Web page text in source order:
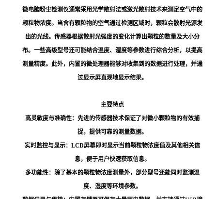
微电脑粉尘检测仪通常采用光学散射法或激光散射技术来测定空气中的
颗粒物浓度。当含有颗粒物的空气通过检测区域时，颗粒会散射光源发
出的光线。传感器根据散射光强度的变化计算出颗粒的数量及大小分
布。一些高级型号还可能结合温度、湿度等参数进行综合分析，以提高
测量精度。此外，内置的微处理器能够对收集到的数据进行处理，并通
过显示屏直观地显示结果。
主要特点
高灵敏度与准确性：先进的传感器技术保证了对微小颗粒物的有效捕
捉，提供可靠的测量数据。
实时监控与显示：LCD屏幕即时显示当前颗粒物浓度值及其他相关信
息，便于用户快速获取信息。
多功能性：除了基本的颗粒物浓度测量外，部分型号还能同时监测温
度、湿度等环境参数。